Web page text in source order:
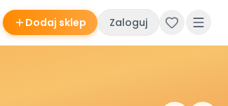
Dodaj sklep Zaloguj